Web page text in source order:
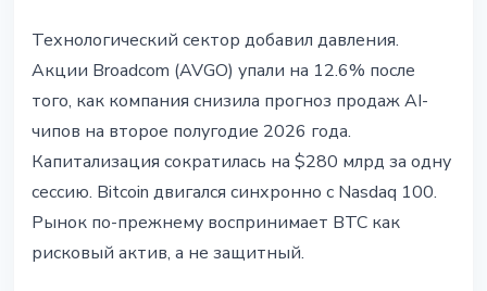
Технологический сектор добавил давления.
Акции Broadcom (AVGO) упали на 12.6% после
того, как компания снизила прогноз продаж AI-
чипов на второе полугодие 2026 года.
Капитализация сократилась на $280 млрд за одну
сессию. Bitcoin двигался синхронно с Nasdaq 100.
Рынок по-прежнему воспринимает BTC как
рисковый актив, а не защитный.